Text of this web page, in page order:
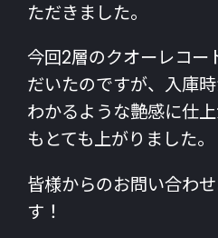
ただきました。
今回2層のクオーレコー
だいたのですが、入庫
わかるような艶感に仕
もとても上がりました。
皆様からのお問い合わ
す！